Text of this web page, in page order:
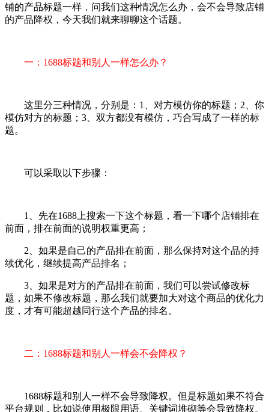
铺的产品标题一样，问我们这种情况怎么办，会不会导致店铺
的产品降权，今天我们就来聊聊这个话题。
一：1688标题和别人一样怎么办？
这里分三种情况，分别是：1、对方模仿你的标题；2、你
模仿对方的标题；3、双方都没有模仿，巧合写成了一样的标
题。
可以采取以下步骤：
1、先在1688上搜索一下这个标题，看一下哪个店铺排在
前面，排在前面的说明权重更高；
2、如果是自己的产品排在前面，那么保持对这个品的持
续优化，继续提高产品排名；
3、如果是对方的产品排在前面，我们可以尝试修改标
题，如果不修改标题，那么我们就要加大对这个商品的优化力
度，才有可能超越同行这个产品的排名。
二：1688标题和别人一样会不会降权？
1688标题和别人一样不会导致降权。但是标题如果不符合
平台规则，比如说使用极限用语、关键词堆砌等会导致降权。